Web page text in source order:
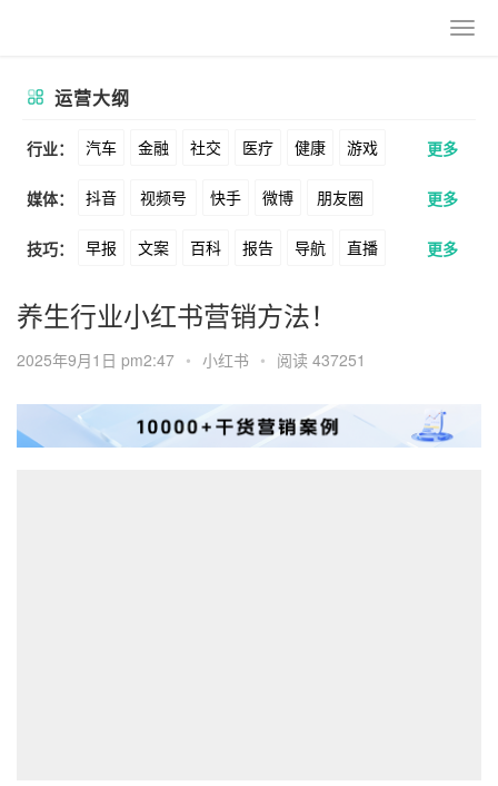
运营大纲
行业： 汽车 金融 社交 医疗 健康 游戏
动漫 美妆 美食 家装 教育 婚纱
酒旅 母婴 宠物 文娱 跨境 科技
广告 元宇宙 房地产
更多
媒体： 抖音 视频号 快手 微博 朋友圈
公众号 B站 小红书 头条 知乎
Soul 360 百度 搜狗 爱奇艺
美图 最右 神马 谷歌 Facebook
Tiktok YouTube Yahoo Bing
更多
技巧： 早报 文案 百科 报告 导航 直播
卖货 脚本 话术 电商 私域
涨粉 广告 推广 方案 策划 案例
数据 拉新 活动 用户 海外
更多
养生行业小红书营销方法！
2025年9月1日 pm2:47 • 小红书 • 阅读 437251